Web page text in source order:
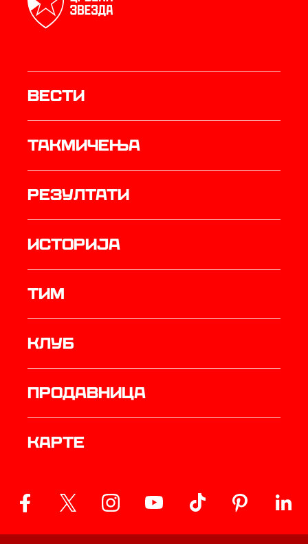
Вести
Такмичења
резултати
историја
ТИМ
Клуб
продавница
Карте